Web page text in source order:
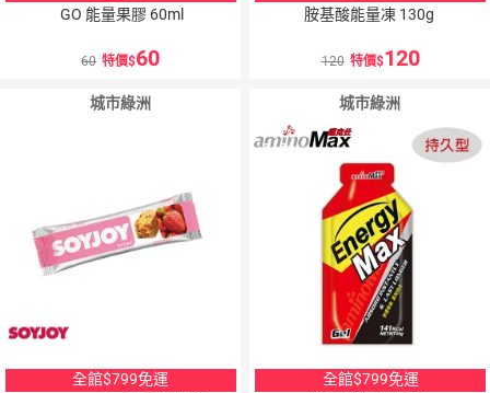
GO 能量果膠 60ml
60 特價 60
胺基酸能量凍 130g
120 特價 120
城市綠洲
全館$799免運
城市綠洲
10％
點數
全館$799免運